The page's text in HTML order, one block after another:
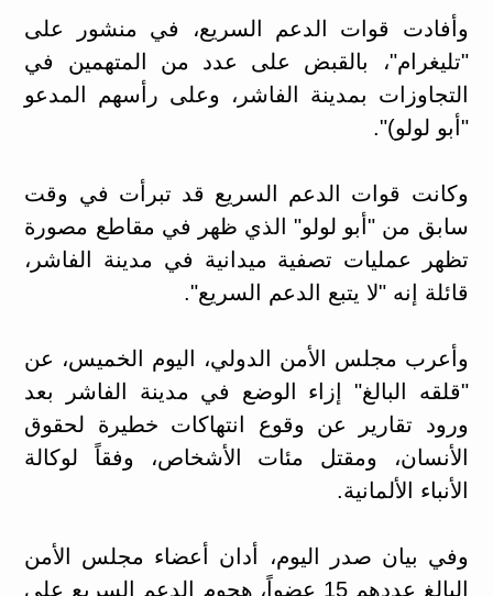
وأفادت قوات الدعم السريع، في منشور على
"تليغرام"، بالقبض على عدد من المتهمين في
التجاوزات بمدينة الفاشر، وعلى رأسهم المدعو
"أبو لولو)".
وكانت قوات الدعم السريع قد تبرأت في وقت
سابق من "أبو لولو" الذي ظهر في مقاطع مصورة
تظهر عمليات تصفية ميدانية في مدينة الفاشر،
قائلة إنه "لا يتبع الدعم السريع".
وأعرب مجلس الأمن الدولي، اليوم الخميس، عن
"قلقه البالغ" إزاء الوضع في مدينة الفاشر بعد
ورود تقارير عن وقوع انتهاكات خطيرة لحقوق
الأنسان، ومقتل مئات الأشخاص، وفقاً لوكالة
الأنباء الألمانية.
وفي بيان صدر اليوم، أدان أعضاء مجلس الأمن
البالغ عددهم 15 عضواً، هجوم الدعم السريع على